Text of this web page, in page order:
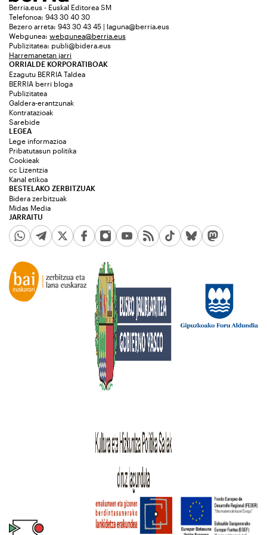
Berria.eus - Euskal Editorea SM
Telefonoa: 943 30 40 30
Bezero arreta: 943 30 43 45 | laguna@berria.eus
Webgunea: webgunea@berria.eus
Publizitatea: publi@bidera.eus
Harremanetan jarri
ORRIALDE KORPORATIBOAK
Ezagutu BERRIA Taldea
BERRIA berri bloga
Publizitatea
Galdera-erantzunak
Kontratazioak
Sarebide
JARRAITU
LEGEA
Lege informazioa
Pribatutasun politika
Cookieak
cc Lizentzia
Kanal etikoa
BESTELAKO ZERBITZUAK
Bidera zerbitzuak
Midas Media